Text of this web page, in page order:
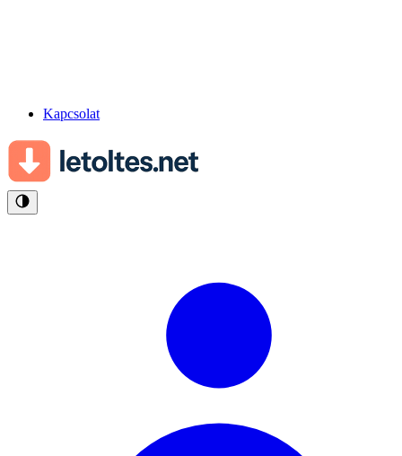
Kapcsolat